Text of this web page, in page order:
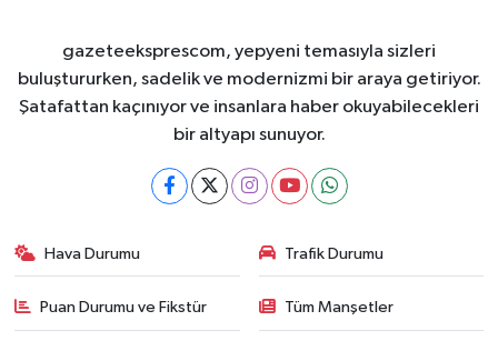
gazeteeksprescom, yepyeni temasıyla sizleri
buluştururken, sadelik ve modernizmi bir araya getiriyor.
Şatafattan kaçınıyor ve insanlara haber okuyabilecekleri
bir altyapı sunuyor.
Hava Durumu Trafik Durumu
Puan Durumu ve Fikstür Tüm Manşetler